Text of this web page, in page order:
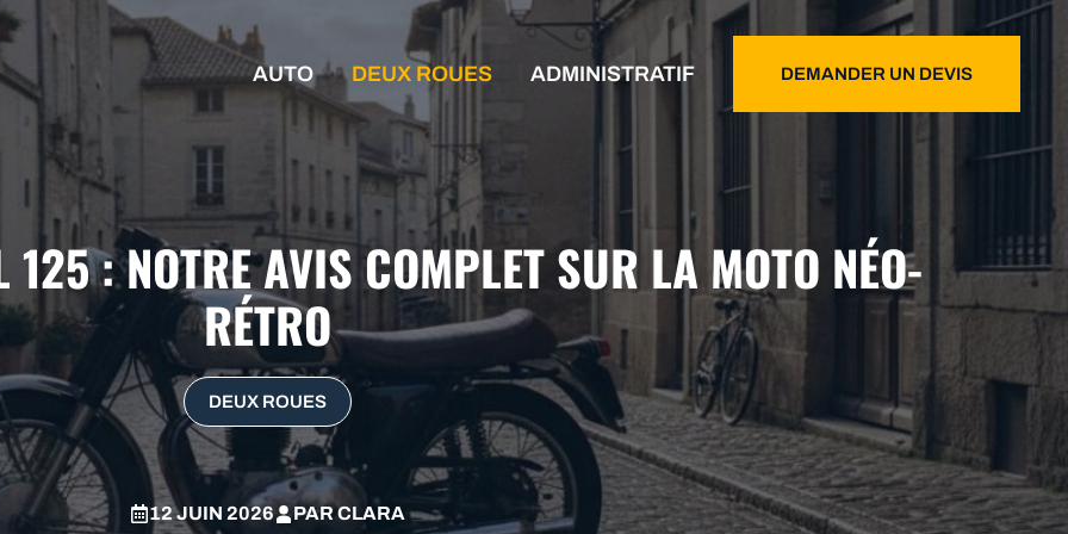
AUTO DEUX ROUES ADMINISTRATIF DEMANDER UN DEVIS
: NOTRE AVIS COMPLET SUR LA MOTO NÉO-
RÉTRO
DEUX ROUES
12 JUIN 2026 PARCLARA